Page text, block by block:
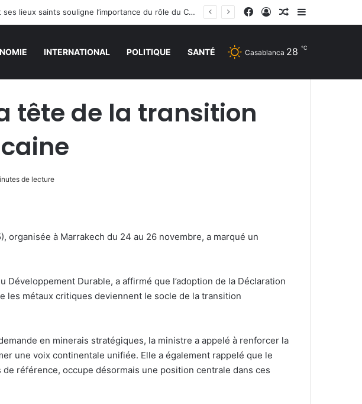
La réunion ministérielle à Amman sur le soutien à Al-Qods et ses lieux saints souligne l’importance du rôle du Comité Al Qods présidé par SM le Roi Facebook
Connexion
Article Aléatoire
Sidebar
INTERNATIONAL POLITIQUE SANTÉ Casablanca 28 ℃
tête de la transition
de lecture
à Marrakech du 24 au 26 novembre, a marqué un
Durable, a affirmé que l’adoption de la Déclaration
les métaux critiques deviennent le socle de la transition
en minerais stratégiques, la ministre a appelé à renforcer la
une voix continentale unifiée. Elle a également rappelé que le
référence, occupe désormais une position centrale dans ces